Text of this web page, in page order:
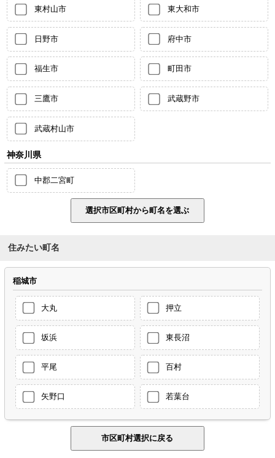
東村山市 東大和市
日野市 府中市
福生市 町田市
三鷹市 武蔵野市
武蔵村山市
神奈川県
中郡二宮町
住みたい町名
稲城市
大丸 押立
坂浜 東長沼
平尾 百村
矢野口 若葉台